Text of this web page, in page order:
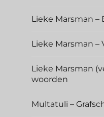
Lieke Marsman –
Lieke Marsman
Lieke Marsman
woorden
Multatuli –